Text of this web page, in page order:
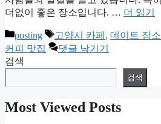
더없이 좋은 장소입니다. … 더 읽기
카
테
고
리
posting
태
그
고양시 카페 , 데이트 장
커피 맛집
댓글 남기기
검색
검색
Most Viewed Posts